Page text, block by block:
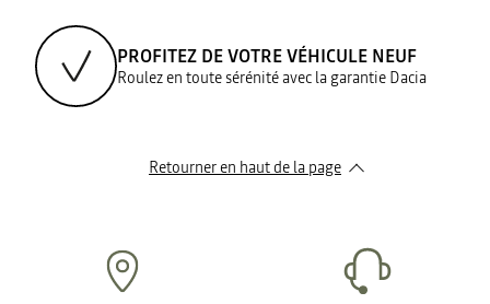
PROFITEZ DE VOTRE VÉHICULE NEUF
Roulez en toute sérénité avec la garantie Dacia
Retourner en haut de la page